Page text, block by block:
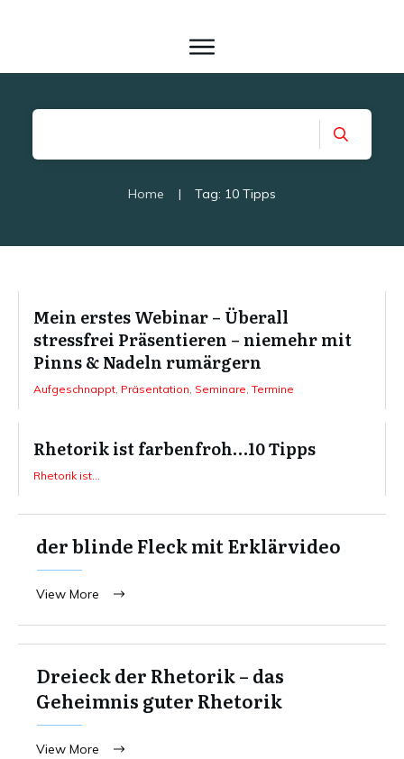
Home | Tag: 10 Tipps
Mein erstes Webinar – Überall
stressfrei Präsentieren – niemehr mit
Pinns & Nadeln rumärgern
Aufgeschnappt Präsentation Seminare Termine
Rhetorik ist farbenfroh…10 Tipps
Rhetorik ist...
der blinde Fleck mit Erklärvideo
View More
Dreieck der Rhetorik – das
Geheimnis guter Rhetorik
View More